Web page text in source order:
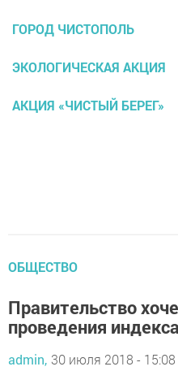
ГОРОД ЧИСТОПОЛЬ
ЭКОЛОГИЧЕСКАЯ АКЦИЯ
АКЦИЯ «ЧИСТЫЙ БЕРЕГ»
ОБЩЕСТВО
Правительство
проведения
admin, 30 июля 2018 - 15:08